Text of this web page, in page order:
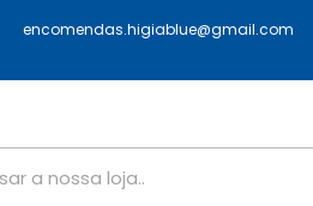
encomendas.higiablue@gmail.com